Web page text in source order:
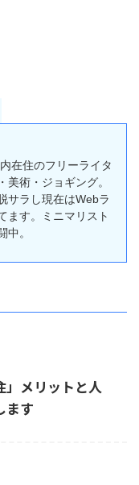
在住のフリーライタ
美術・ジョギング。
サラし現在はWebラ
ます。ミニマリスト
中。
」メリットと人
ます